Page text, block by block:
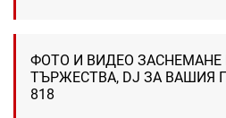
ФОТО И ВИДЕО ЗАСНЕМАНЕ
ТЪРЖЕСТВА, DJ ЗА ВАШИЯ
818